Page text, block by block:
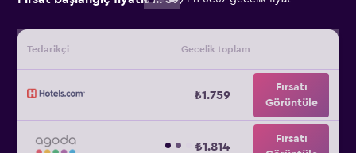
Tedarikçi Gecelik toplam
₺1.759
Fırsatı
Görüntüle
₺1.814
Fırsatı